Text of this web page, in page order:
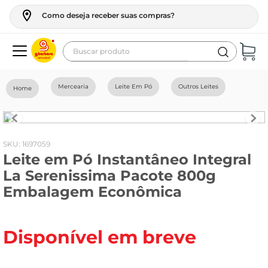
Como deseja receber suas compras?
Buscar produto
Mercearia Leite Em Pó Outros Leites
: 1697059
Leite em Pó Instantâneo Integral
La Serenissima Pacote 800g
Embalagem Econômica
Disponível em breve
geladeira
fogao
café
cerveja
vinho